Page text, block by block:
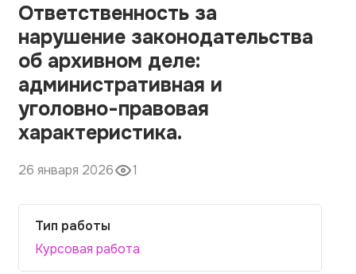
О компании
Наши гарантии
Порядок оплаты
Вопросы и ответы
Отзывы
Контакты
Ответственность за
нарушение законодательства
об архивном деле:
административная и
уголовно-правовая
характеристика.
26 января 2026 1
Тип работы
Курсовая работа